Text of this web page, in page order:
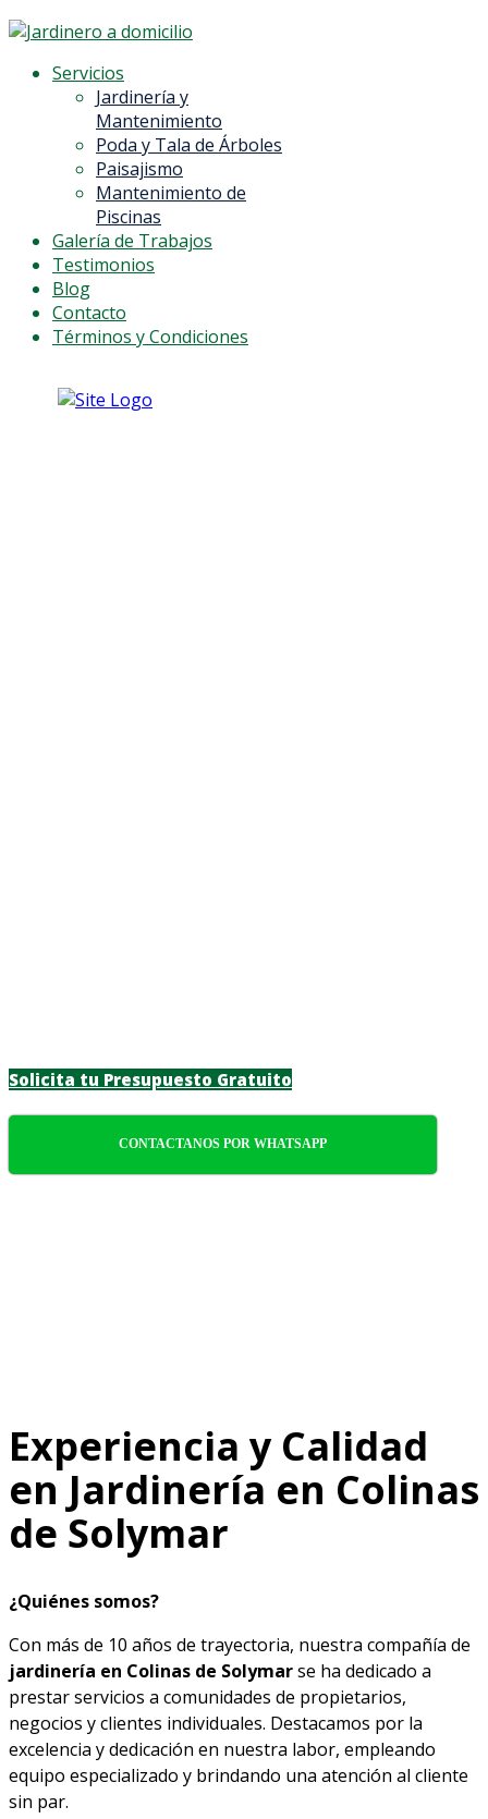
Servicios
Jardinería y
Mantenimiento
Poda y Tala de Árboles
Paisajismo
Mantenimiento de
Piscinas
Galería de Trabajos
Testimonios
Blog
Contacto
Términos y Condiciones
Solicita tu Presupuesto Gratuito
CONTACTANOS POR WHATSAPP
Experiencia y Calidad
en Jardinería en Colinas
de Solymar
¿Quiénes somos?
Con más de 10 años de trayectoria, nuestra compañía de
jardinería en Colinas de Solymarse ha dedicado a
prestar servicios a comunidades de propietarios,
negocios y clientes individuales. Destacamos por la
excelencia y dedicación en nuestra labor, empleando
equipo especializado y brindando una atención al cliente
sin par.